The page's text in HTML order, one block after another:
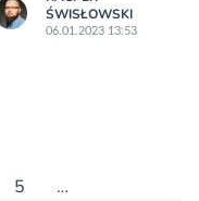
ŚWISŁOWSKI
06.01.2023 13:53
5 …